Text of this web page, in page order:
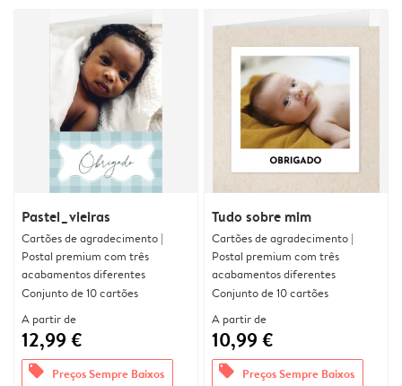
Pastel_vieiras
Cartões de agradecimento |
Postal premium com três
acabamentos diferentes
Conjunto de 10 cartões
A partir de
12,99 €
offers Preços Sempre Baixos
Tudo sobre mim
Cartões de agradecimento |
Postal premium com três
acabamentos diferentes
Conjunto de 10 cartões
A partir de
10,99 €
offers Preços Sempre Baixos